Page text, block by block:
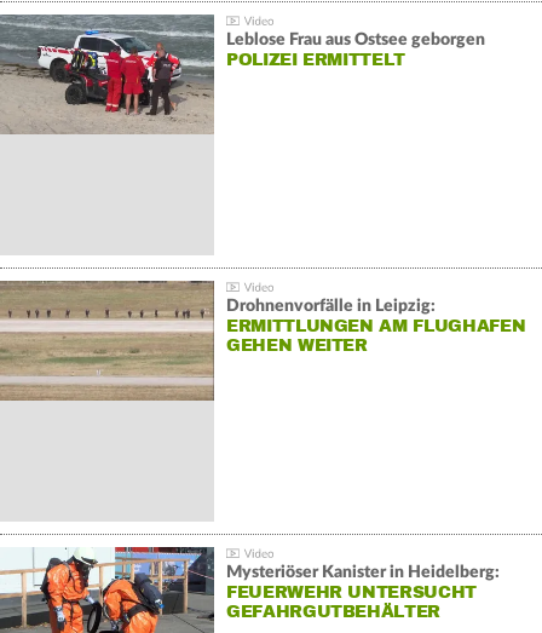
Leblose Frau aus Ostsee geborgen
POLIZEI ERMITTELT
Drohnenvorfälle in Leipzig:
ERMITTLUNGEN AM FLUGHAFEN
GEHEN WEITER
Mysteriöser Kanister in Heidelberg:
FEUERWEHR UNTERSUCHT
GEFAHRGUTBEHÄLTER